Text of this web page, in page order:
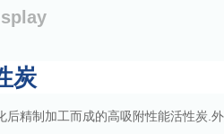
炭
制加工而成的高吸附性能活性炭.